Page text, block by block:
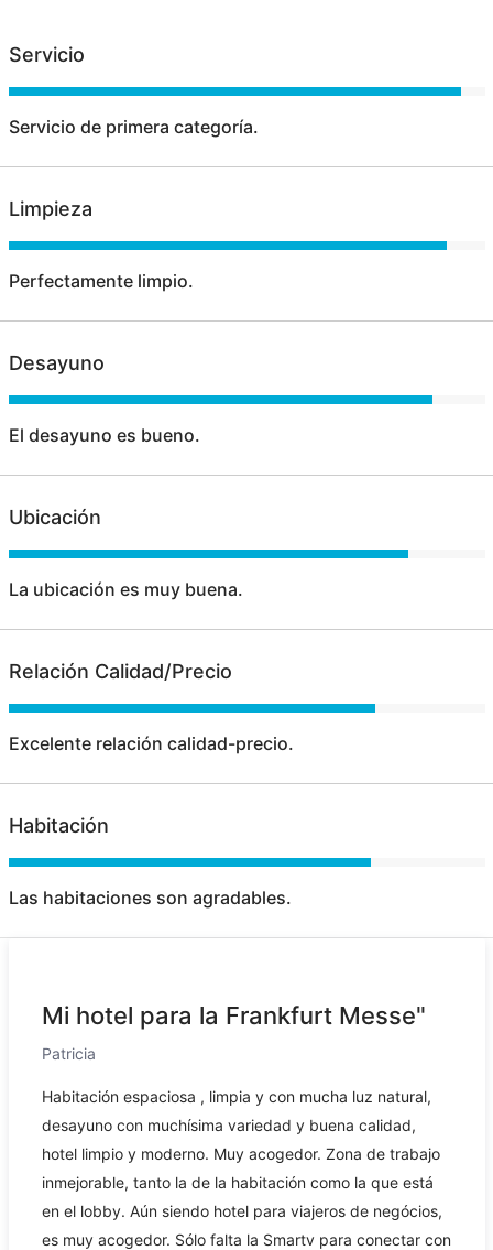
Servicio
Servicio de primera categoría.
Limpieza
Perfectamente limpio.
Desayuno
El desayuno es bueno.
Ubicación
La ubicación es muy buena.
Relación Calidad/Precio
Excelente relación calidad-precio.
Habitación
Las habitaciones son agradables.
Mi hotel para la Frankfurt Messe"
Patricia
Habitación espaciosa , limpia y con mucha luz natural,
desayuno con muchísima variedad y buena calidad,
hotel limpio y moderno. Muy acogedor. Zona de trabajo
inmejorable, tanto la de la habitación como la que está
en el lobby. Aún siendo hotel para viajeros de negócios,
es muy acogedor. Sólo falta la Smartv para conectar con